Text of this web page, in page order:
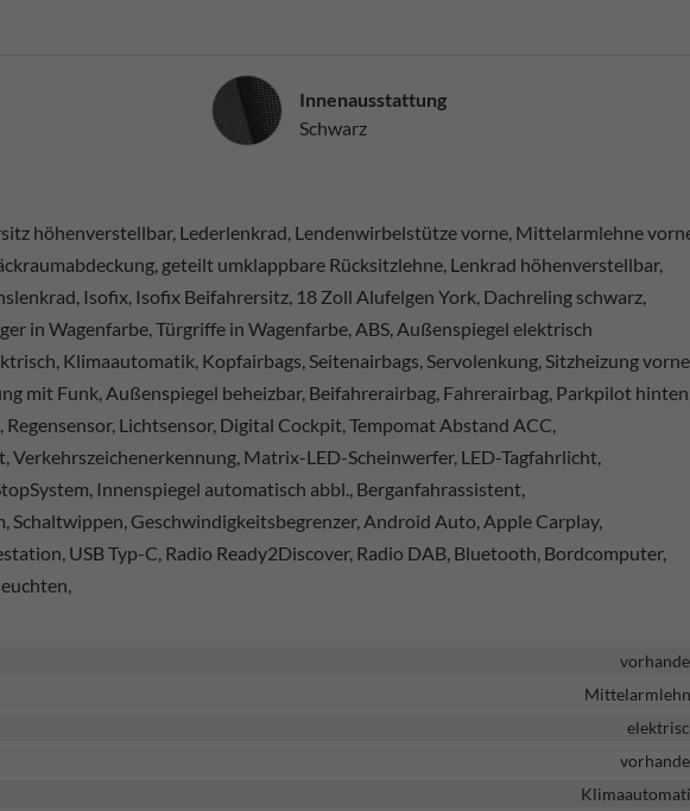
InnenausstattungInnenausstattung
Schwarz
höhenverstellbar, Lederlenkrad, Lendenwirbelstütze vorne, Mittelarmlehne
geteilt umklappbare Rücksitzlehne, Lenkrad höhenverstellbar,
Isofix, Isofix Beifahrersitz, 18 Zoll Alufelgen York, Dachreling schwarz,
in Wagenfarbe, Türgriffe in Wagenfarbe, ABS, Außenspiegel elektrisch
Klimaautomatik, Kopfairbags, Seitenairbags, Servolenkung, Sitzheizung
mit Funk, Außenspiegel beheizbar, Beifahrerairbag, Fahrerairbag, Parkpilot
Lichtsensor, Digital Cockpit, Tempomat Abstand ACC,
Verkehrszeichenerkennung, Matrix-LED-Scheinwerfer, LED-Tagfahrlicht,
Innenspiegel automatisch abbl., Berganfahrassistent,
Geschwindigkeitsbegrenzer, Android Auto, Apple Carplay,
USB Typ-C, Radio Ready2Discover, Radio DAB, Bluetooth, Bordcomputer,